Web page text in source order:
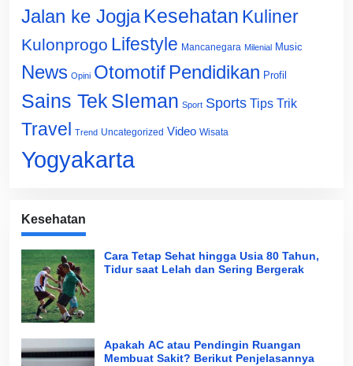
Jalan ke Jogja Kesehatan Kuliner
Kulonprogo Lifestyle Mancanegara Milenial Music
News Opini Otomotif Pendidikan Profil
Sains Tek Sleman Sport Sports Tips Trik
Travel Trend Uncategorized Video Wisata
Yogyakarta
Kesehatan
Cara Tetap Sehat hingga Usia 80 Tahun,
Tidur saat Lelah dan Sering Bergerak
Apakah AC atau Pendingin Ruangan
Membuat Sakit? Berikut Penjelasannya